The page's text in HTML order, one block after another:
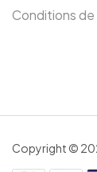
Conditions de
Copyright ©